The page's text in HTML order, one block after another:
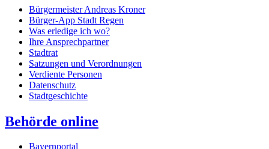
Bürgermeister Andreas Kroner
Bürger-App Stadt Regen
Was erledige ich wo?
Ihre Ansprechpartner
Stadtrat
Satzungen und Verordnungen
Verdiente Personen
Datenschutz
Stadtgeschichte
Behörde online
Bayernportal